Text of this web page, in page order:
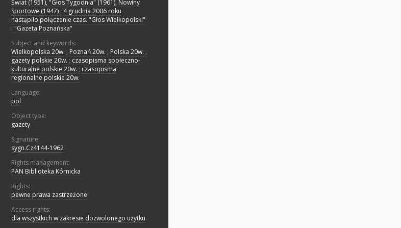
Świat (1951), "Głos Tygodnia" (1961), Nowiny
Sportowe (1947) ; 4 grudnia 2006 roku
nastąpiło połączenie czas. "Głos Wielkopolski"
i "Gazeta Poznańska"
Subject and keywords:
Wielkopolska 20w. ; Poznań 20w. ; Polska 20w. ;
gazety polskie 20w. ; czasopisma społeczno-
kulturalne polskie 20w. ; czasopisma
regionalne polskie 20w.
Language:
pol
Object type:
gazety
Signature:
sygn.Cz4144-1962
Rights management:
PAN Biblioteka Kórnicka
Rights:
pewne prawa zastrzeżone
Access rights:
dla wszystkich w zakresie dozwolonego użytku